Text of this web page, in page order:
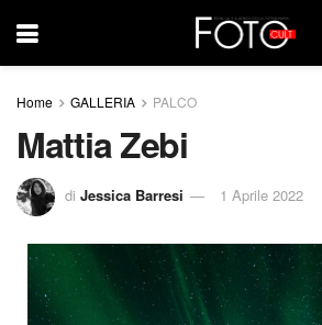
Home GALLERIA PALCO
Mattia Zebi
di Jessica Barresi 1 Aprile 2022